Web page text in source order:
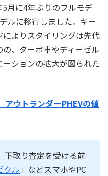
月に4年ぶりのフルモデ
ルに移行しました。キー
よりスタイリングは先代
、ターボ車やディーゼル
ションの拡大が図られた
アウトランダーPHEVの値
下取り査定を受ける前
クル 」などスマホやPC